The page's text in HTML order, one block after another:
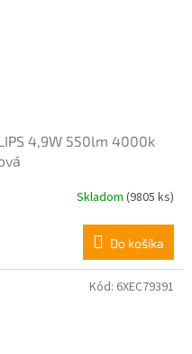
4,9W 550lm 4000k
Skladom (9805 ks)
Do košíka
Kód: 6XEC79391